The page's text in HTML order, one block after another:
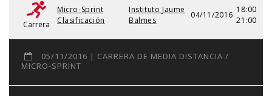
Carrera
Micro-Sprint
Clasificación
Instituto Jaume
Balmes
04/11/2016
18:00
21:00
05/11/2016 | CARRERA DE MEDIA DISTANCIA /
MICRO-SPRINT